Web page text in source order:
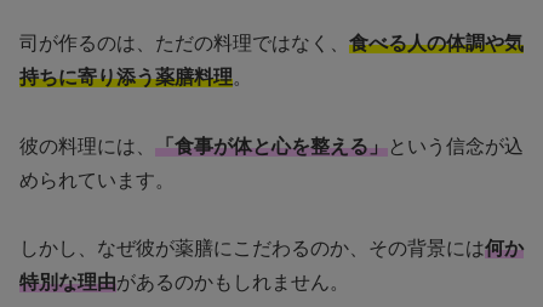
司が作るのは、ただの料理ではなく、 食べる人の体調や気
持ちに寄り添う薬膳料理。
彼の料理には、 「食事が体と心を整える」という信念が込
められています。
しかし、なぜ彼が薬膳にこだわるのか、その背景には何か
特別な理由があるのかもしれません。